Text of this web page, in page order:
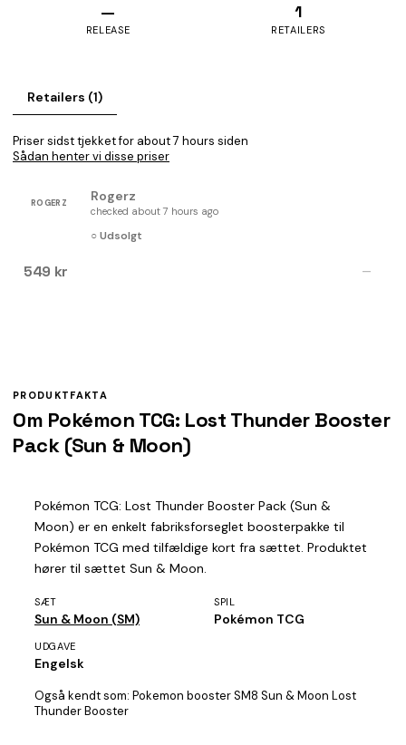
—
RELEASE
1
RETAILERS
Retailers (1)
Priser sidst tjekket for about 7 hours siden
Sådan henter vi disse priser
ROGERZ Rogerz
checked about 7 hours ago
○ Udsolgt
549 kr —
PRODUKTFAKTA
Om Pokémon TCG: Lost Thunder Booster
Pack (Sun & Moon)
Pokémon TCG: Lost Thunder Booster Pack (Sun &
Moon) er en enkelt fabriksforseglet boosterpakke til
Pokémon TCG med tilfældige kort fra sættet. Produktet
hører til sættet Sun & Moon.
SÆT
Sun & Moon (SM)
SPIL
Pokémon TCG
UDGAVE
Engelsk
Også kendt som: Pokemon booster SM8 Sun & Moon Lost
Thunder Booster